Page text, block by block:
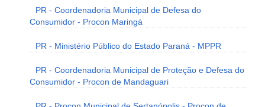
PR - Coordenadoria Municipal de Defesa do
Consumidor - Procon Maringá
PR - Ministério Público do Estado Paraná - MPPR
PR - Coordenadoria Municipal de Proteção e Defesa do
Consumidor - Procon de Mandaguari